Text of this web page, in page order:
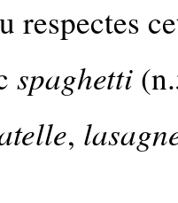
respectes
spaghetti
,